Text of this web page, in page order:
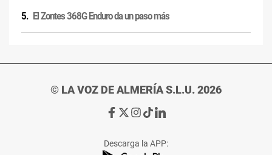
El Zontes 368G Enduro da un paso más
© LA VOZ DE ALMERÍA S.L.U. 2026
Ir
de
Ir
de
Ir
de
Ir
de
Ir
de
Descarga la APP: